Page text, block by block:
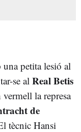
petita lesió al
se al Real Betis
la represa
de
tècnic Hansi